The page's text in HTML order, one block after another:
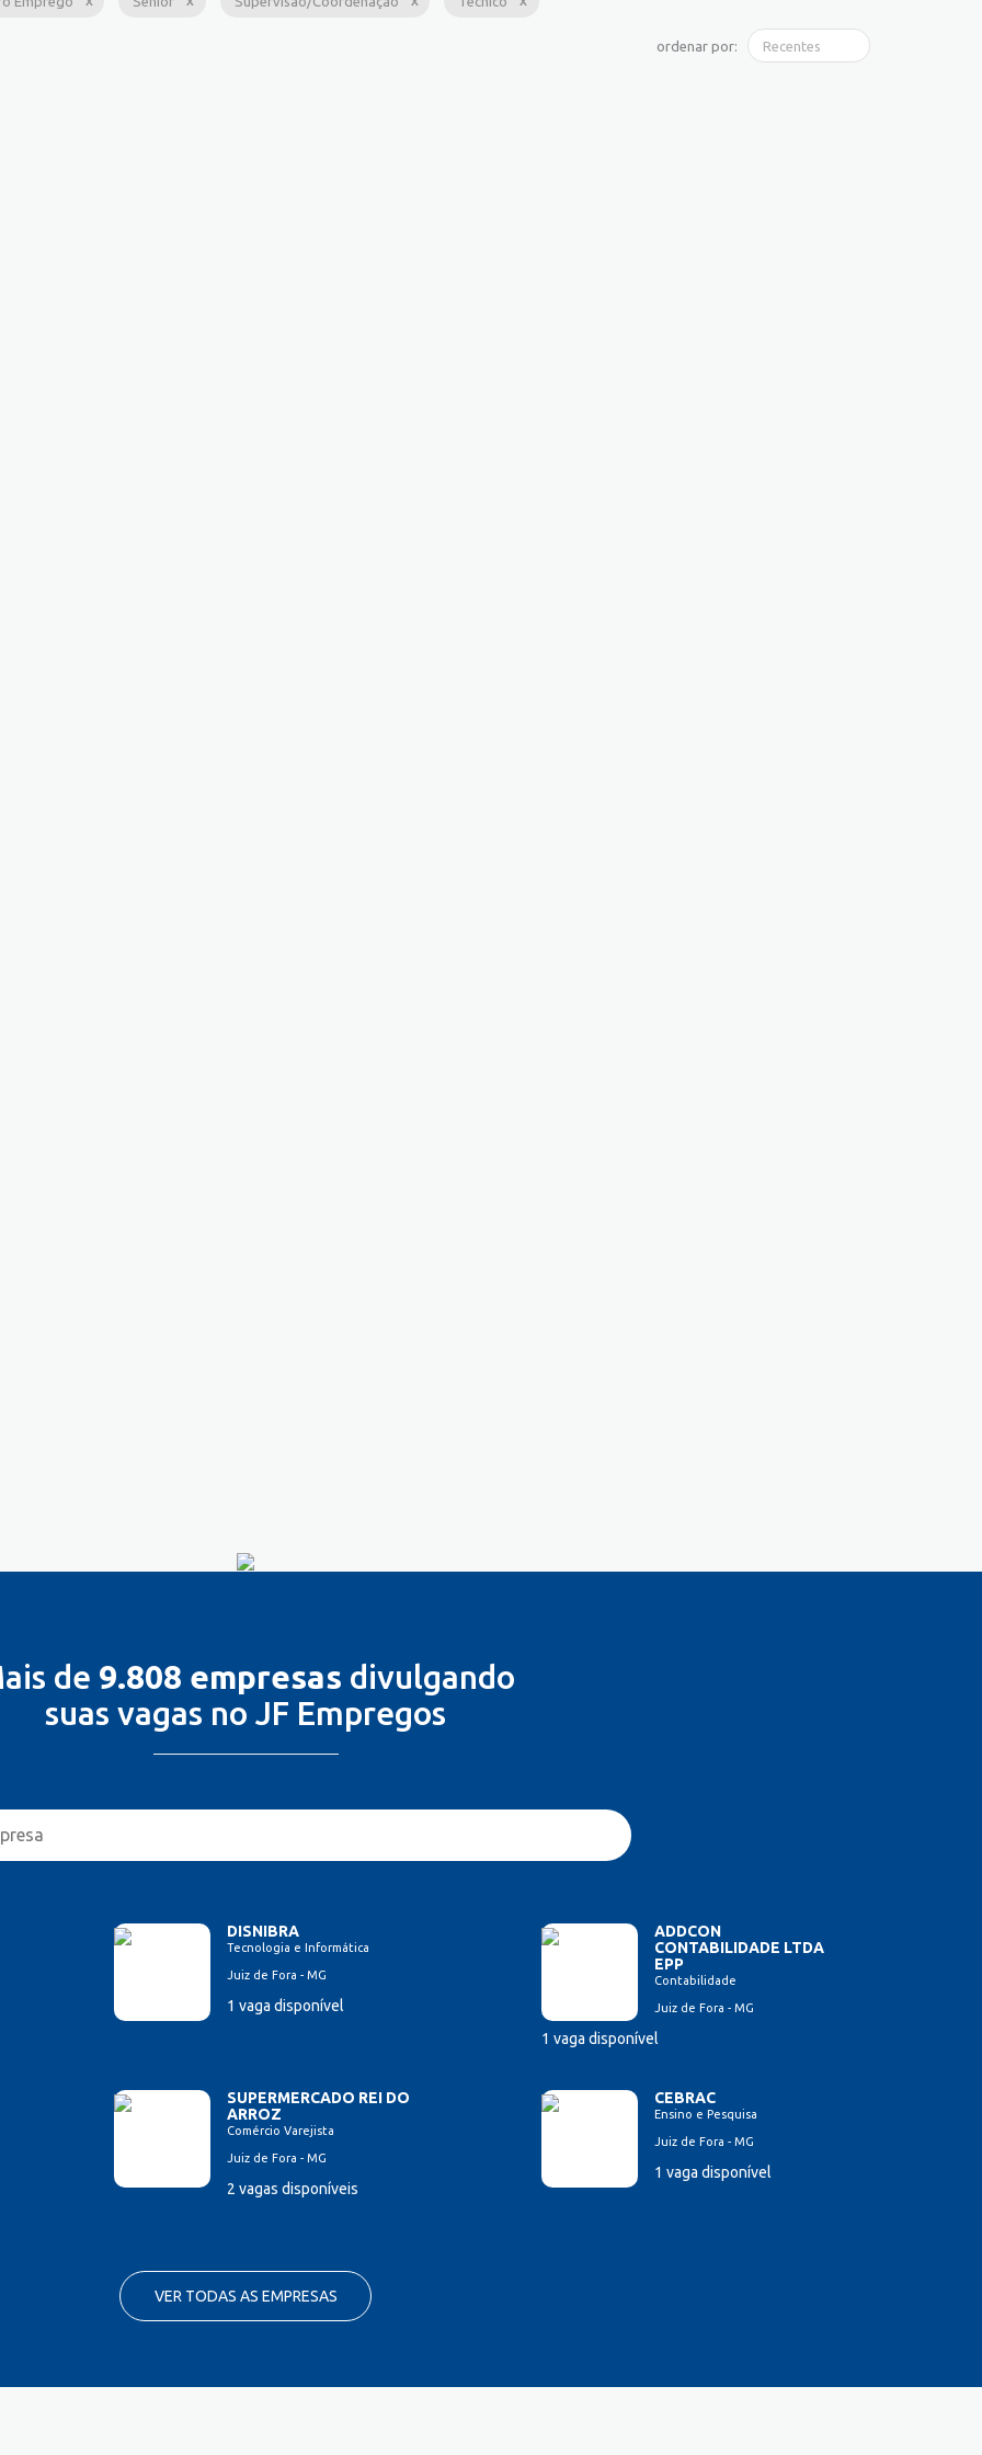
ordenar por:
de 9.808 empresas divulgando
suas vagas no JF Empregos
DISNIBRA
Tecnologia e Informática
Juiz de Fora - MG
1 vaga disponível
ADDCON
CONTABILIDADE LTDA
EPP
Contabilidade
Juiz de Fora - MG
1 vaga disponível
SUPERMERCADO REI DO
ARROZ
Comércio Varejista
Juiz de Fora - MG
2 vagas disponíveis
CEBRAC
Ensino e Pesquisa
Juiz de Fora - MG
1 vaga disponível
VER TODAS AS EMPRESAS